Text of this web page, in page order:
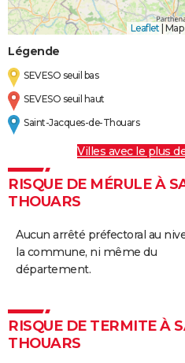
Leaflet
Légende
SEVESO seuil bas
SEVESO seuil haut
Saint-Jacques-de-Thouars
Villes avec le plus
RISQUE DE MÉRULE À
THOUARS
Aucun arrêté préfectoral au
la commune, ni même du
département.
RISQUE DE TERMITE À
THOUARS